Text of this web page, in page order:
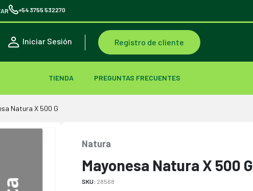
+54 3755 532270
Iniciar Sesión Registro de cliente
TIENDA PREGUNTAS FRECUENTES
Natura X 500 G
Natura
Mayonesa Natura X 500 G
SKU: 28568